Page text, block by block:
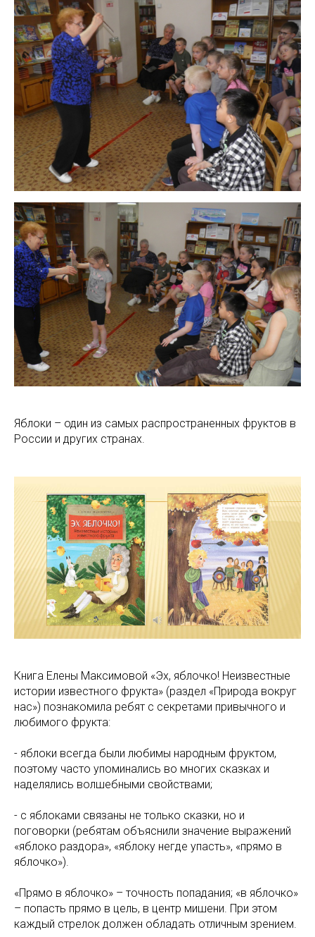
Яблоки – один из самых распространенных фруктов в
России и других странах.
Книга Елены Максимовой «Эх, яблочко! Неизвестные
истории известного фрукта» (раздел «Природа вокруг
нас») познакомила ребят с секретами привычного и
любимого фрукта:
- яблоки всегда были любимы народным фруктом,
поэтому часто упоминались во многих сказках и
наделялись волшебными свойствами;
- с яблоками связаны не только сказки, но и
поговорки (ребятам объяснили значение выражений
«яблоко раздора», «яблоку негде упасть», «прямо в
яблочко»).
«Прямо в яблочко» – точность попадания; «в яблочко»
– попасть прямо в цель, в центр мишени. При этом
каждый стрелок должен обладать отличным зрением.